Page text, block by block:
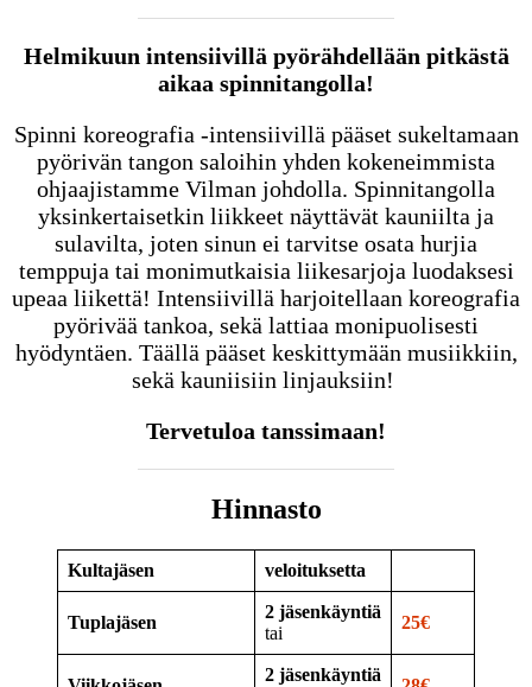
Helmikuun intensiivillä pyörähdellään pitkästä
aikaa spinnitangolla!
Spinni koreografia -intensiivillä pääset sukeltamaan
pyörivän tangon saloihin yhden kokeneimmista
ohjaajistamme Vilman johdolla. Spinnitangolla
yksinkertaisetkin liikkeet näyttävät kauniilta ja
sulavilta, joten sinun ei tarvitse osata hurjia
temppuja tai monimutkaisia liikesarjoja luodaksesi
upeaa liikettä! Intensiivillä harjoitellaan koreografia
pyörivää tankoa, sekä lattiaa monipuolisesti
hyödyntäen. Täällä pääset keskittymään musiikkiin,
sekä kauniisiin linjauksiin!
Tervetuloa tanssimaan!
Hinnasto
Kultajäsen veloituksetta
Tuplajäsen
2 jäsenkäyntiä
tai
25€
2 jäsenkäyntiä